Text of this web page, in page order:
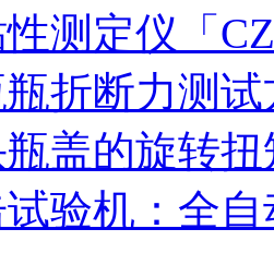
测定仪「
折断力测
盖的旋转
验机：全